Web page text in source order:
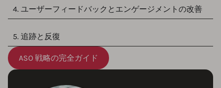
4. ユーザーフィードバックとエンゲージメントの改善
5. 追跡と反復
ASO 戦略の完全ガイド